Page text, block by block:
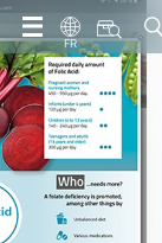
FR